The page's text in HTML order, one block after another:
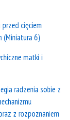
cięciem
(Miniatura 6)
matki i
radzenia sobie z
z rozpoznaniem